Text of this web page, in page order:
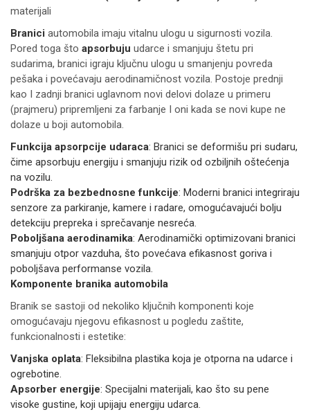
materijali
Branici automobila imaju vitalnu ulogu u sigurnosti vozila.
Pored toga što apsorbuju udarce i smanjuju štetu pri
sudarima, branici igraju ključnu ulogu u smanjenju povreda
pešaka i povećavaju aerodinamičnost vozila. Postoje prednji
kao I zadnji branici uglavnom novi delovi dolaze u primeru
(prajmeru) pripremljeni za farbanje I oni kada se novi kupe ne
dolaze u boji automobila.
Funkcija apsorpcije udaraca: Branici se deformišu pri sudaru,
čime apsorbuju energiju i smanjuju rizik od ozbiljnih oštećenja
na vozilu.
Podrška za bezbednosne funkcije: Moderni branici integriraju
senzore za parkiranje, kamere i radare, omogućavajući bolju
detekciju prepreka i sprečavanje nesreća.
Poboljšana aerodinamika: Aerodinamički optimizovani branici
smanjuju otpor vazduha, što povećava efikasnost goriva i
poboljšava performanse vozila.
Komponente branika automobila
Branik se sastoji od nekoliko ključnih komponenti koje
omogućavaju njegovu efikasnost u pogledu zaštite,
funkcionalnosti i estetike:
Vanjska oplata: Fleksibilna plastika koja je otporna na udarce i
ogrebotine.
Apsorber energije: Specijalni materijali, kao što su pene
visoke gustine, koji upijaju energiju udarca.